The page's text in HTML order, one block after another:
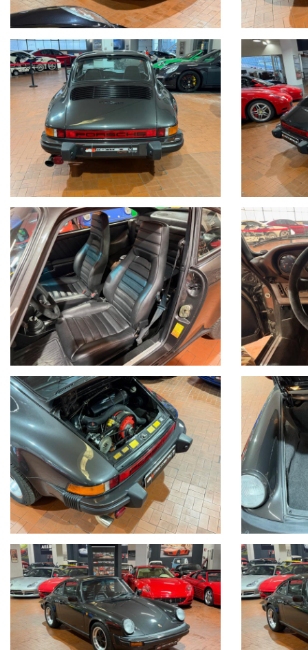
Volante sportivo in Alcantara
Volante originale disponibile
Scarico sportivo in acciaio +7CV
Disponibile scarico originale
Disponibile tutta la lista completa e dettagliata di tutti i lavori
Visibile presso la nostra sede di via A.De Viti de Marco 48 Roma SU
Per informazioni contatto diretto:
Tommaso Costantini cell. / Whatsapp 0039 3887401695
Telefono ufficio 0039 06.83779867 - 0039 06.39915336
PER MAGGIORI FOTO VISITA: www.Montenevegroup.it
We speak english-Wir sprechen deutsch
Seguici su Facebook diventa fan:
https://www.facebook.com/Montenevesupercar&vintage
https://www.facebook.com/Montenevegroup
_____VUOI VENDERE LA TUA AUTO_____
ACQUISTIAMO LA VOSTRA AUTO PAGAMENTO IMMEDIATO
_____CONTO VENDITA ED ASSISTENZA ALLA VENDITA_____
SE VOLETE VENDERE LA VOSTRA AUTO SENZA DOVERVI
COMPETENZA,CUSTODIAMO LA VOSTRA VETTURA NEL NOSTRO
VOSTRE ESIGENZE